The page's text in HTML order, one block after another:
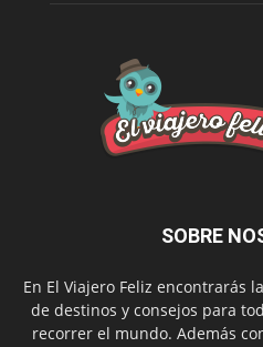
SOBRE
En El Viajero Feliz encontrarás
de destinos y consejos para
recorrer el mundo. Además